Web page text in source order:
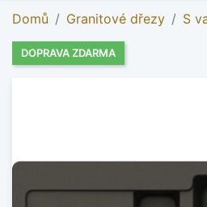
Domů Granitové dřezy S
DOPRAVA ZDARMA